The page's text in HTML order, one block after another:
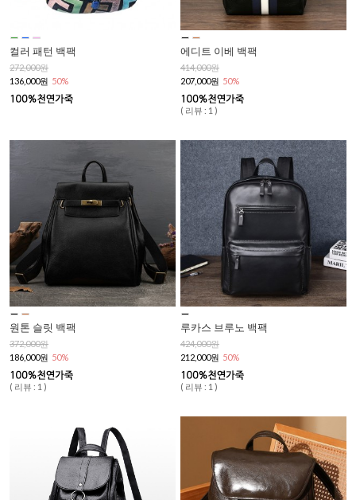
컬러 패턴 백팩
272,000원
136,000원 50%
에디트 이베 백팩
414,000원
207,000원 50%
( 리뷰 : 1 )
원톤 슬릿 백팩
372,000원
186,000원 50%
( 리뷰 : 1 )
루카스 브루노 백팩
424,000원
212,000원 50%
( 리뷰 : 1 )